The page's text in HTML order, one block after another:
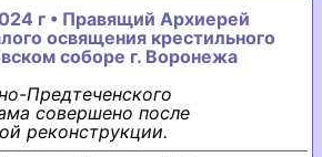
г • Правящий Архиерей
освящения крестильного
соборе г. Воронежа
Предтеченского
совершено после
реконструкции.